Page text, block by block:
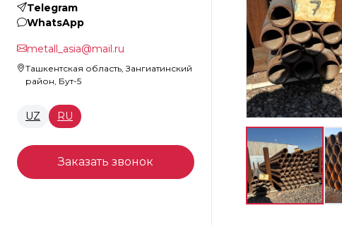
Telegram
WhatsApp
metall_asia@mail.ru
Ташкентская область, Зангиатинский
район, Бут-5
UZ RU
Заказать звонок